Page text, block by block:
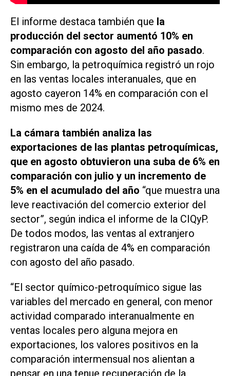
El informe destaca también que la
producción del sector aumentó 10% en
comparación con agosto del año pasado.
Sin embargo, la petroquímica registró un rojo
en las ventas locales interanuales, que en
agosto cayeron 14% en comparación con el
mismo mes de 2024.
La cámara también analiza las
exportaciones de las plantas petroquímicas,
que en agosto obtuvieron una suba de 6% en
comparación con julio y un incremento de
5% en el acumulado del año “que muestra una
leve reactivación del comercio exterior del
sector”, según indica el informe de la CIQyP.
De todos modos, las ventas al extranjero
registraron una caída de 4% en comparación
con agosto del año pasado.
“El sector químico-petroquímico sigue las
variables del mercado en general, con menor
actividad comparado interanualmente en
ventas locales pero alguna mejora en
exportaciones, los valores positivos en la
comparación intermensual nos alientan a
pensar en una tenue recuperación de la